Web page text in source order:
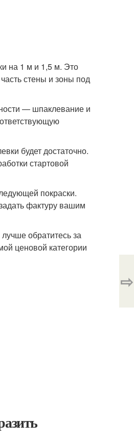
на 1 м и 1,5 м. Это
стены и зоны под
— шпаклевание и
будет достаточно.
стартовой
покраски.
фактуру вашим
обратитесь за
ценовой категории
⇨